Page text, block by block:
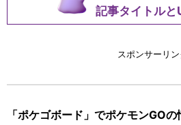
記事タイトルと
スポンサーリン
「ポケゴボード」でポケモンGO